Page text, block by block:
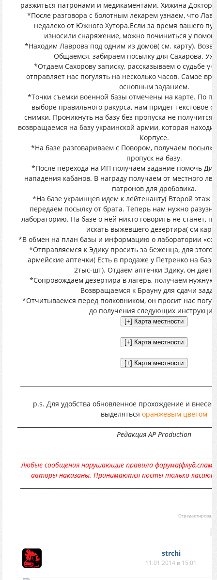
разжиться патронами и медикаментами. Хижина
*После разговора с болотным лекарем узнаем, что
недалеко от Южного Хутора.Если за время вашего
износили снаряжение, можно починиться у
*Находим Лаврова под одним из домов( см. карту).
Общаемся, забираем посылку для Сахарова.
*Отдаем Сахорову записку, рассказываем о судьбе
отправляет нас погулять на несколько часов. Самое
основным заданием.
*Точки съемки военной базы отмечены на карте. По
выборе правильного ракурса, нам придет текстовое
снимки. Проникнуть на базу без пропуска не
возвращаемся на базу украинской армии, которая
Корпусе.
*На базе разговариваем с Повором, получаем
пропуск на базу.
*После перехода на ИП получаем задание помочь
нападения кабанов. В награду получаем от местного
патронов для дробовика.
*На базе украинцев идем к лейтенанту( Второй этаж
передаем посылку от брата. Теперь нам нужно
лабораторию. На базе о ней никто говорить не станет,
искать выжевшего дезертира( см
*В обмен на план базы и информацию о лаборатории
*Отправляемся к Эдику просить за беженца, для этого
армейские аптечки( Есть в продаже у Петренко на
2тыс-шт). Отдаем аптечки Эдику, он дает
*Сопровождаем дезертира в лагерь, получаем
Возвращаемся к Брауну для сдачи
*Отчитываемся перед полковником, он просит нас
до получения следующих
p.s. Для удобства обновленное прохождение и
выделяться оранжевым цветом
Редакция AP Production
Любые сообщения нарушающие правила
авторы наказаны. Принимаются посты только
Отредактировал
strchi
11.01.2014 в 15:01